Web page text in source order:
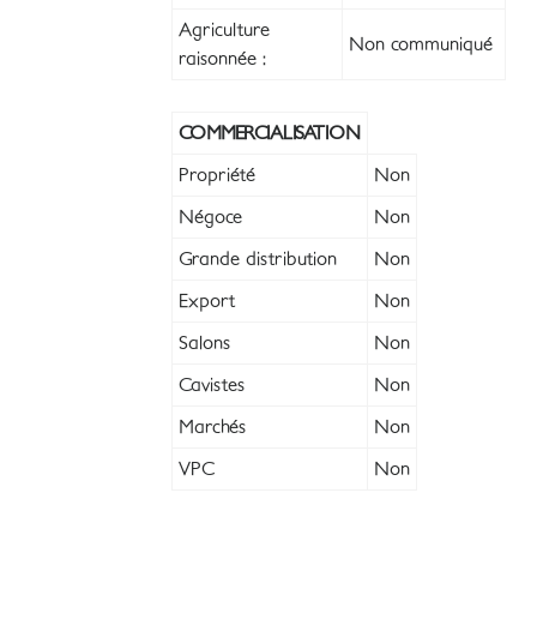
Agriculture
raisonnée :
Non communiqué
COMMERCIALISATION
Propriété Non
Négoce Non
Grande distribution Non
Export Non
Salons Non
Cavistes Non
Marchés Non
VPC Non